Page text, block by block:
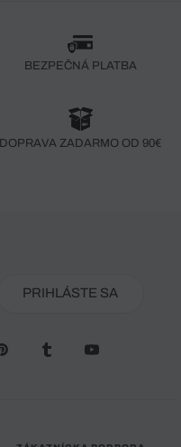
BEZPEČNÁ PLATBA
DOPRAVA ZADARMO OD 90€
PRIHLÁSTE SA